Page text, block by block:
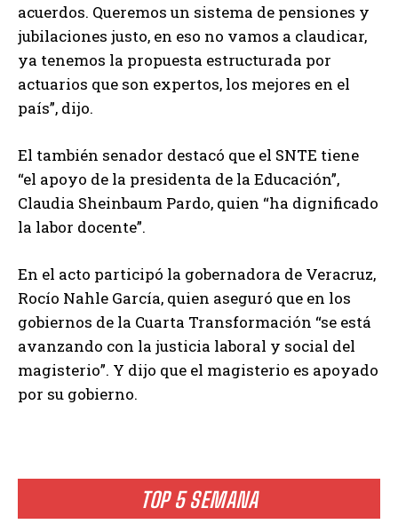
TOP 5 SEMANA
acuerdos. Queremos un sistema de pensiones y
jubilaciones justo, en eso no vamos a claudicar,
ya tenemos la propuesta estructurada por
actuarios que son expertos, los mejores en el
país”, dijo.
El también senador destacó que el SNTE tiene
“el apoyo de la presidenta de la Educación”,
Claudia Sheinbaum Pardo, quien “ha dignificado
la labor docente”.
En el acto participó la gobernadora de Veracruz,
Rocío Nahle García, quien aseguró que en los
gobiernos de la Cuarta Transformación “se está
avanzando con la justicia laboral y social del
magisterio”. Y dijo que el magisterio es apoyado
por su gobierno.